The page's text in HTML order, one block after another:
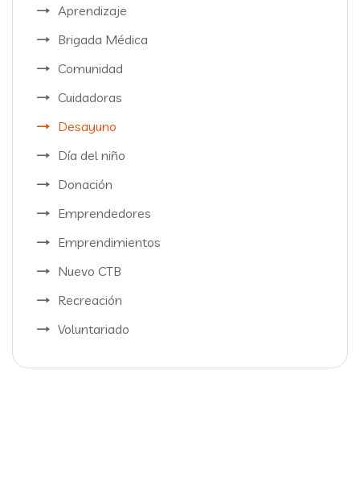
Aprendizaje
Brigada Médica
Comunidad
Cuidadoras
Desayuno
Día del niño
Donación
Emprendedores
Emprendimientos
Nuevo CTB
Recreación
Voluntariado